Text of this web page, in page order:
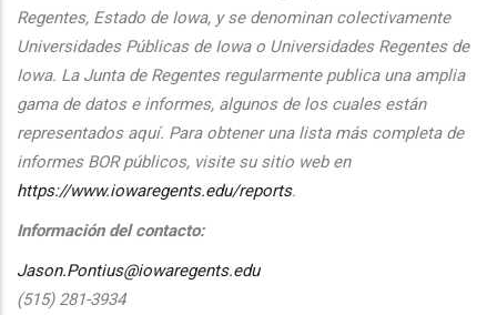
Regentes, Estado de Iowa, y se denominan colectivamente
Universidades Públicas de Iowa o Universidades Regentes de
Iowa. La Junta de Regentes regularmente publica una amplia
gama de datos e informes, algunos de los cuales están
representados aquí. Para obtener una lista más completa de
informes BOR públicos, visite su sitio web en
https://www.iowaregents.edu/reports.
Información del contacto:
Jason.Pontius@iowaregents.edu
(515) 281-3934